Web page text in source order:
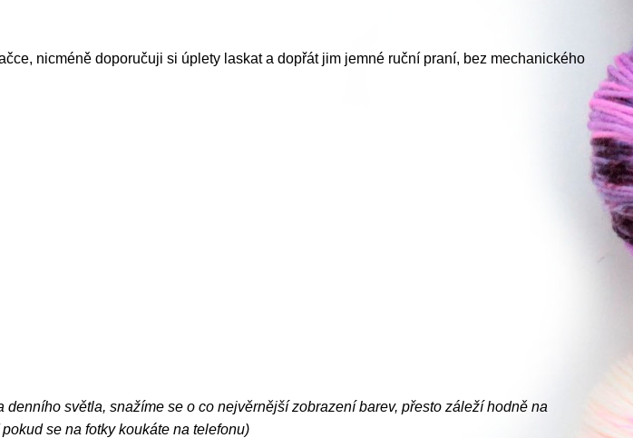
nicméně doporučuji si úplety laskat a dopřát jim jemné ruční praní, bez mechanického
denního světla, snažíme se o co nejvěrnější zobrazení barev, přesto záleží hodně na
se na fotky koukáte na telefonu)